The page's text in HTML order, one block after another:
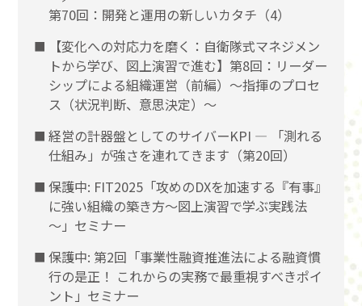
第70回：開発と運用の新しいカタチ（4）
【変化への対応力を磨く：自衛隊式マネジメン
トから学び、図上演習で進む】第8回：リーダー
シップによる組織運営（前編）〜指揮のプロセ
ス（状況判断、意思決定）〜
経営の計器盤としてのサイバーKPI ― 「測れる
仕組み」が強さを連れてきます（第20回）
保護中: FIT2025「攻めのDXを加速する『有事』
に強い組織の築き方～図上演習で学ぶ実践法
～」セミナー
保護中: 第2回「事業性融資推進法による融資慣
行の是正！ これからの実務で最重視すべきポイ
ント」セミナー